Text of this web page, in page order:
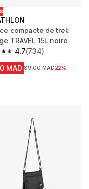
compacte de trek
TRAVEL 15L noire
4.7
of 5 stars from 734
(734)
MAD Prix avant la réduction
89,00 MAD22%